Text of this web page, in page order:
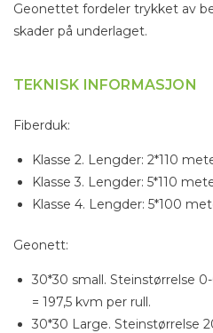
Geonettet fordeler trykket av
skader på underlaget.
TEKNISK INFORMASJON
Fiberduk:
Klasse 2. Lengder: 2*110
Klasse 3. Lengder: 5*110
Klasse 4. Lengder: 5*100
Geonett:
30*30 small. Steinstørrelse
= 197,5 kvm per rull.
30*30 Large. Steinstørrelse